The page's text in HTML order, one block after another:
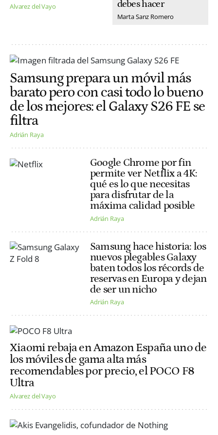
Alvarez del Vayo debes hacer
Marta Sanz Romero
Samsung prepara un móvil más
barato pero con casi todo lo bueno
de los mejores: el Galaxy S26 FE se
filtra
Adrián Raya
Google Chrome por fin
permite ver Netflix a 4K:
qué es lo que necesitas
para disfrutar de la
máxima calidad posible
Adrián Raya
Samsung hace historia: los
nuevos plegables Galaxy
baten todos los récords de
reservas en Europa y dejan
de ser un nicho
Adrián Raya
Xiaomi rebaja en Amazon España uno de
los móviles de gama alta más
recomendables por precio, el POCO F8
Ultra
Alvarez del Vayo